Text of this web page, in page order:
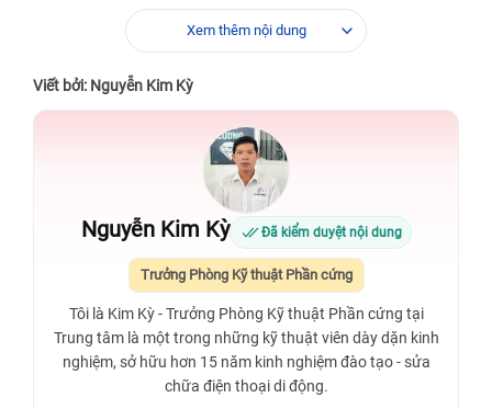
Xem thêm nội dung
Viết bởi: Nguyễn Kim Kỳ
Nguyễn Kim Kỳ Đã kiểm duyệt nội dung
Trưởng Phòng Kỹ thuật Phần cứng
Tôi là Kim Kỳ - Trưởng Phòng Kỹ thuật Phần cứng tại
Trung tâm là một trong những kỹ thuật viên dày dặn kinh
nghiệm, sở hữu hơn 15 năm kinh nghiệm đào tạo - sửa
chữa điện thoại di động.